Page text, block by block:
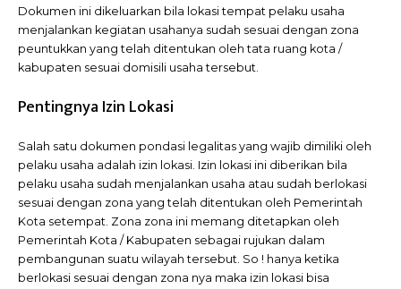
Dokumen ini dikeluarkan bila lokasi tempat pelaku usaha
menjalankan kegiatan usahanya sudah sesuai dengan zona
peuntukkan yang telah ditentukan oleh tata ruang kota /
kabupaten sesuai domisili usaha tersebut.
Pentingnya Izin Lokasi
Salah satu dokumen pondasi legalitas yang wajib dimiliki oleh
pelaku usaha adalah izin lokasi. Izin lokasi ini diberikan bila
pelaku usaha sudah menjalankan usaha atau sudah berlokasi
sesuai dengan zona yang telah ditentukan oleh Pemerintah
Kota setempat. Zona zona ini memang ditetapkan oleh
Pemerintah Kota / Kabupaten sebagai rujukan dalam
pembangunan suatu wilayah tersebut. So ! hanya ketika
berlokasi sesuai dengan zona nya maka izin lokasi bisa